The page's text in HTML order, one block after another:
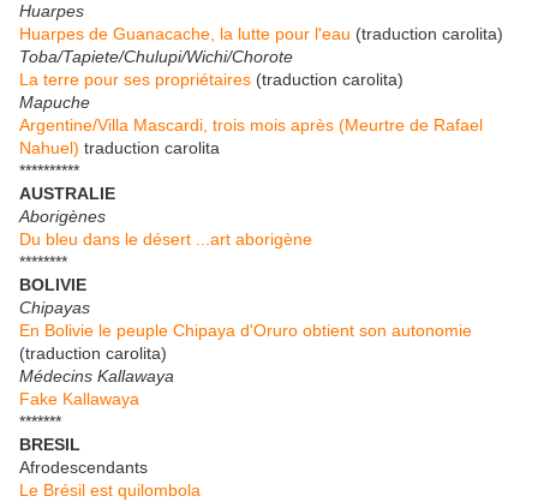
Huarpes
Huarpes de Guanacache, la lutte pour l'eau (traduction carolita)
Toba/Tapiete/Chulupi/Wichi/Chorote
La terre pour ses propriétaires (traduction carolita)
Mapuche
Argentine/Villa Mascardi, trois mois après (Meurtre de Rafael
Nahuel) traduction carolita
**********
AUSTRALIE
Aborigènes
Du bleu dans le désert ...art aborigène
********
BOLIVIE
Chipayas
En Bolivie le peuple Chipaya d'Oruro obtient son autonomie
(traduction carolita)
Médecins Kallawaya
Fake Kallawaya
*******
BRESIL
Afrodescendants
Le Brésil est quilombola